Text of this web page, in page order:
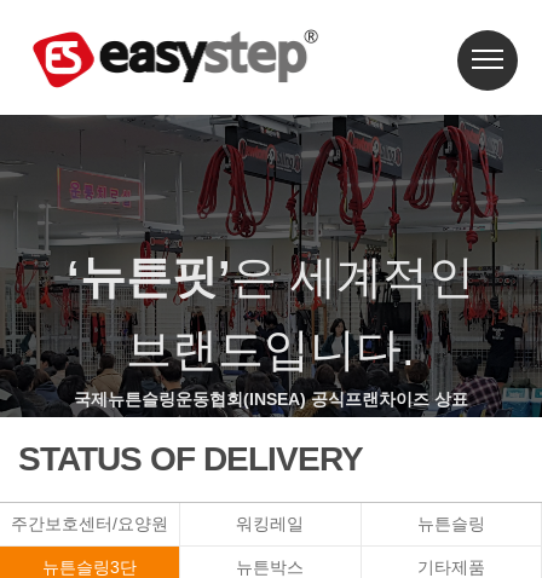
‘뉴튼핏’은 세계적인
브랜드입니다.
국제뉴튼슬링운동협회(INSEA) 공식프랜차이즈 상표
STATUS OF DELIVERY
주간보호센터/요양원 워킹레일 뉴튼슬링
뉴튼슬링3단 뉴튼박스 기타제품